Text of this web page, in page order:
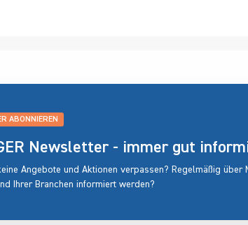
ABONNIEREN
Newsletter - immer gut
Angebote und Aktionen verpassen? Regelmäßig über
Ihrer Branchen informiert werden?